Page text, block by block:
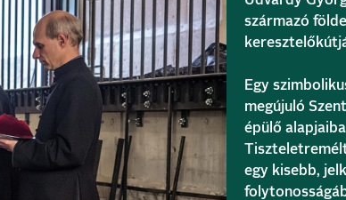
származó
Egy
megújuló
épülő
egy kisebb,